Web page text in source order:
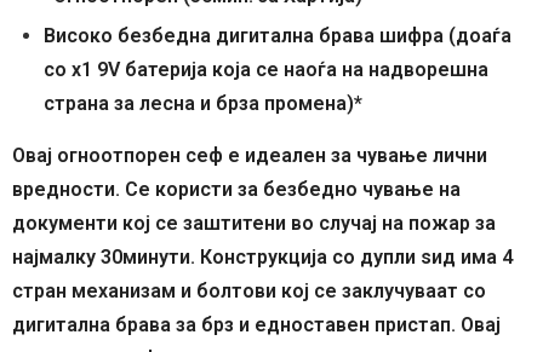
Високо безбедна дигитална брава шифра (доаѓа
со x1 9V батерија која се наоѓа на надворешна
страна за лесна и брза промена)*
Овај огноотпорен сеф е идеален за чување лични
вредности. Се користи за безбедно чување на
документи кој се заштитени во случај на пожар за
најмалку 30минути. Конструкција со дупли ѕид има 4
стран механизам и болтови кој се заклучуваат со
дигитална брава за брз и едноставен пристап. Овај